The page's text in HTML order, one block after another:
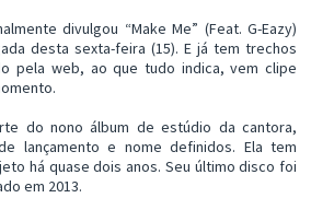
divulgou “Make Me” (Feat. G-Eazy)
desta sexta-feira (15). E já tem trechos
pela web, ao que tudo indica, vem clipe
do nono álbum de estúdio da cantora,
lançamento e nome definidos. Ela tem
há quase dois anos. Seu último disco foi
em 2013.